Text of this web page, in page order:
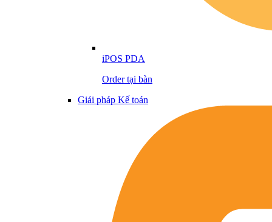
iPOS PDA
Order tại bàn
Giải pháp Kế toán